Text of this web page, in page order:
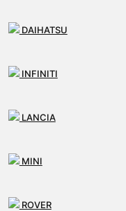
DAIHATSU
INFINITI
LANCIA
MINI
ROVER